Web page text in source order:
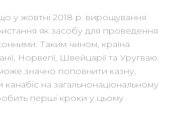
у жовтні 2018 р. вирощування
як засобу для проведення
Таким чином, країна
Норвегії, Швейцарії та Уругваю.
значно поповнити казну,
на загальнонаціональному
перші кроки у цьому